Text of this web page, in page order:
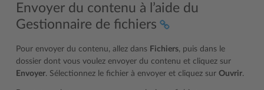
Envoyer du contenu à l’aide du
Gestionnaire de fichiers
Pour envoyer du contenu, allez dans Fichiers, puis dans le
dossier dont vous voulez envoyer du contenu et cliquez sur
Envoyer. Sélectionnez le fichier à envoyer et cliquez sur Ouvrir.